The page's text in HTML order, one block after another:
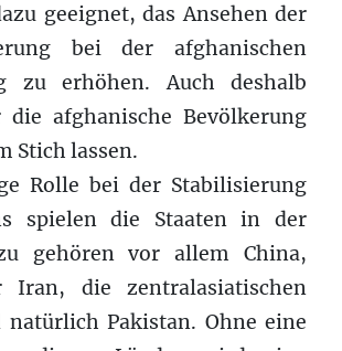
geeignet, das Ansehen der
bei der afghanischen
zu erhöhen. Auch deshalb
afghanische Bevölkerung
Stich lassen.
Rolle bei der Stabilisierung
spielen die Staaten in der
gehören vor allem China,
Iran, die zentralasiatischen
natürlich Pakistan. Ohne eine